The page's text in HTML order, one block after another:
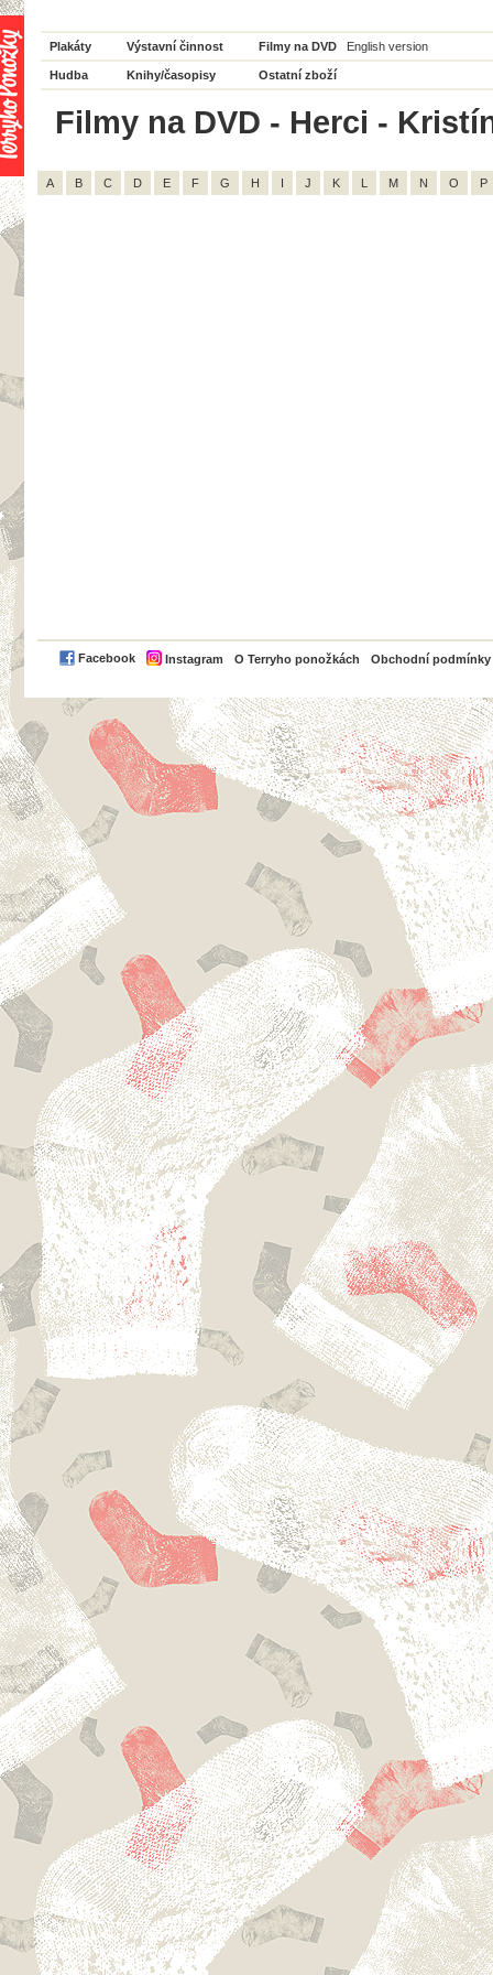
Plakáty Výstavní činnost Filmy na DVD English version
Hudba Knihy/časopisy Ostatní zboží
Filmy na DVD - Herci -
A B C D E F G H I J K L M N O P
Facebook Instagram O Terryho ponožkách Obchodní podmínky
PayPal